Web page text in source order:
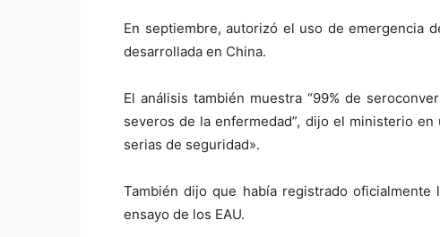
En septiembre, autorizó el uso de emergencia
desarrollada en China.
El análisis también muestra “99% de
severos de la enfermedad”, dijo el ministerio
serias de seguridad».
También dijo que había registrado
ensayo de los EAU.